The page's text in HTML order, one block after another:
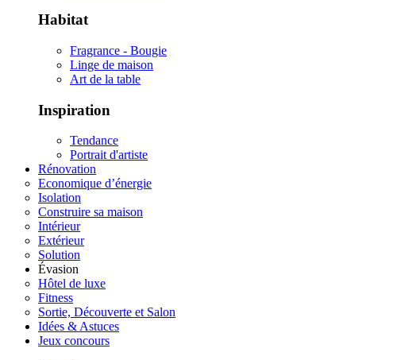
Habitat
Fragrance - Bougie
Linge de maison
Art de la table
Inspiration
Tendance
Portrait d'artiste
Rénovation
Economique d’énergie
Isolation
Construire sa maison
Intérieur
Extérieur
Solution
Évasion
Hôtel de luxe
Fitness
Sortie, Découverte et Salon
Idées & Astuces
Jeux concours